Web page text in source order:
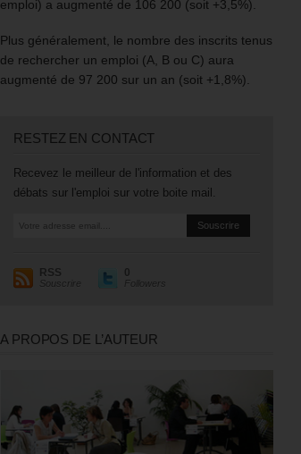
emploi) a augmenté de 106 200 (soit +3,5%).
Plus généralement, le nombre des inscrits tenus
de rechercher un emploi (A, B ou C) aura
augmenté de 97 200 sur un an (soit +1,8%).
RESTEZ EN CONTACT
Recevez le meilleur de l'information et des
débats sur l'emploi sur votre boite mail.
RSS
Souscrire
0
Followers
A PROPOS DE L’AUTEUR